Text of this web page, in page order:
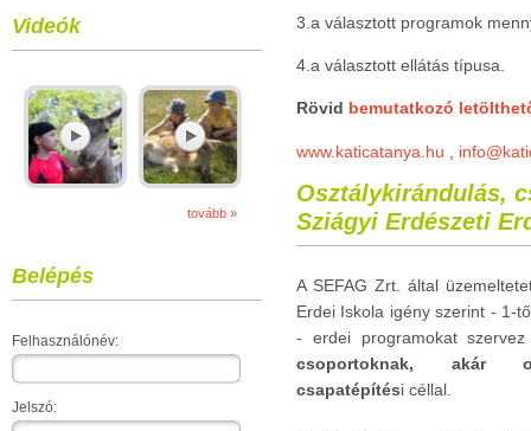
Videók
tovább »
Belépés
Felhasználónév:
Jelszó:
3.a választott programok
4.a választott ellátás típusa.
Rövid bemutatkozó
www.katicatanya.hu
Osztálykirándulás,
Sziágyi Erdészeti
A SEFAG Zrt. által
Erdei Iskola igény szerint - 1-
- erdei programokat
csoportoknak, akár
csapatépítési céllal.